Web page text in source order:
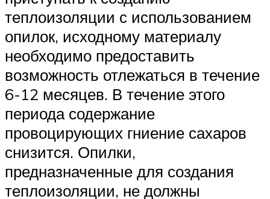
теплоизоляции с использованием
опилок, исходному материалу
необходимо предоставить
возможность отлежаться в течение
6-12 месяцев. В течение этого
периода содержание
провоцирующих гниение сахаров
снизится. Опилки,
предназначенные для создания
теплоизоляции, не должны